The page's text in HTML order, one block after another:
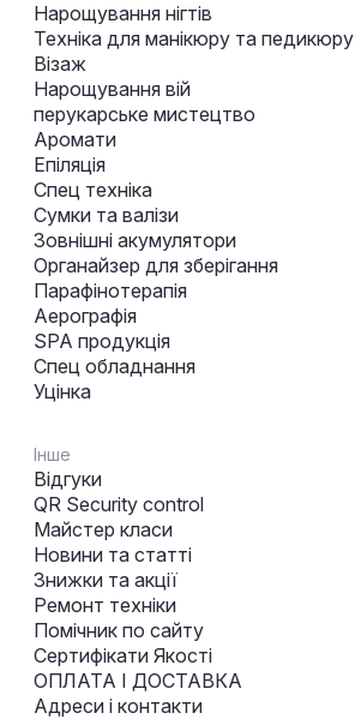
Нарощування нігтів
Техніка для манікюру та педикюру
Візаж
Нарощування вій
перукарське мистецтво
Аромати
Епіляція
Спец техніка
Сумки та валізи
Зовнішні акумулятори
Органайзер для зберігання
Парафінотерапія
Аерографія
SPA продукція
Спец обладнання
Уцінка
Інше
Відгуки
QR Security control
Майстер класи
Новини та статті
Знижки та акції
Ремонт техніки
Помічник по сайту
Сертифікати Якості
ОПЛАТА І ДОСТАВКА
Адреси і контакти